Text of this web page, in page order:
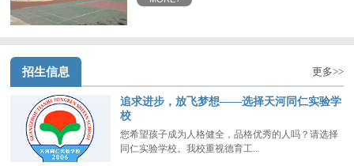
招生信息 更多>>
追求进步，放飞梦想——选择天河同仁实验学
校
您希望孩子成为人格健全，品格优秀的人吗？请选择
同仁实验学校。我校重视德育工...